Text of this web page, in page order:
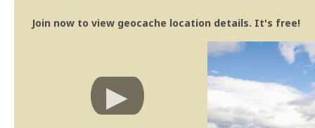
Join now to view geocache location details. It's free!